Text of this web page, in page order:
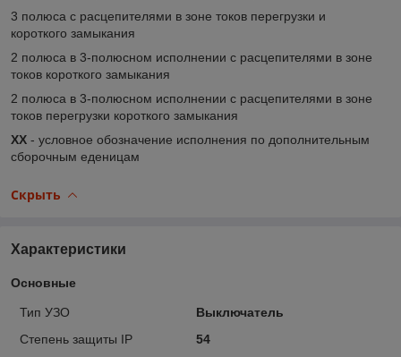
3 полюса с расцепителями в зоне токов перегрузки и
короткого замыкания
2 полюса в 3-полюсном исполнении с расцепителями в зоне
токов короткого замыкания
2 полюса в 3-полюсном исполнении с расцепителями в зоне
токов перегрузки короткого замыкания
ХХ - условное обозначение исполнения по дополнительным
сборочным еденицам
Скрыть
Характеристики
Основные
Тип УЗО
Выключатель
Степень защиты IP
54